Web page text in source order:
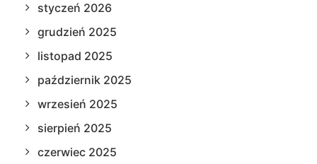
styczeń 2026
grudzień 2025
listopad 2025
październik 2025
wrzesień 2025
sierpień 2025
czerwiec 2025